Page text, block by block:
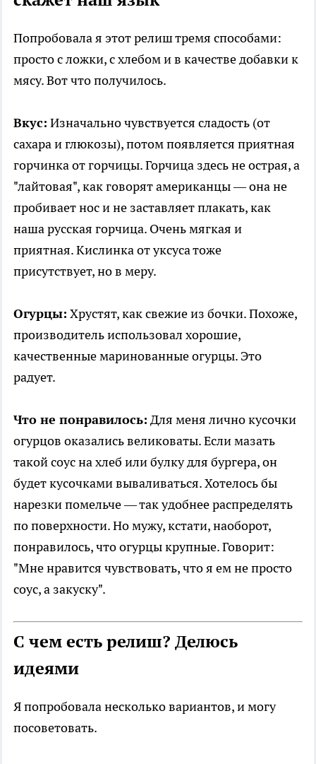
Попробовала я этот релиш тремя способами:
просто с ложки, с хлебом и в качестве добавки к
мясу. Вот что получилось.
Вкус: Изначально чувствуется сладость (от
сахара и глюкозы), потом появляется приятная
горчинка от горчицы. Горчица здесь не острая, а
"лайтовая", как говорят американцы — она не
пробивает нос и не заставляет плакать, как
наша русская горчица. Очень мягкая и
приятная. Кислинка от уксуса тоже
присутствует, но в меру.
Огурцы: Хрустят, как свежие из бочки. Похоже,
производитель использовал хорошие,
качественные маринованные огурцы. Это
радует.
Что не понравилось: Для меня лично кусочки
огурцов оказались великоваты. Если мазать
такой соус на хлеб или булку для бургера, он
будет кусочками вываливаться. Хотелось бы
нарезки помельче — так удобнее распределять
по поверхности. Но мужу, кстати, наоборот,
понравилось, что огурцы крупные. Говорит:
"Мне нравится чувствовать, что я ем не просто
соус, а закуску".
С чем есть релиш? Делюсь
идеями
Я попробовала несколько вариантов, и могу
посоветовать.